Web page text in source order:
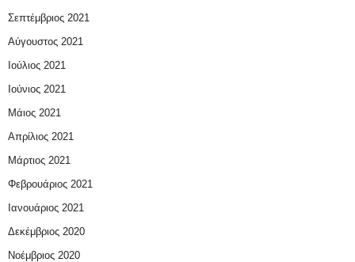
Σεπτέμβριος 2021
Αύγουστος 2021
Ιούλιος 2021
Ιούνιος 2021
Μάιος 2021
Απρίλιος 2021
Μάρτιος 2021
Φεβρουάριος 2021
Ιανουάριος 2021
Δεκέμβριος 2020
Νοέμβριος 2020